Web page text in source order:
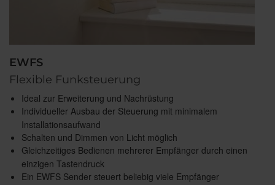
EWFS
Flexible Funksteuerung
Ideal zur Erweiterung und Nachrüstung
Individueller Ausbau der Steuerung mit minimalem
Installationsaufwand
Schalten und Dimmen von Licht möglich
Gleichzeitiges Bedienen mehrerer Empfänger durch einen
einzigen Tastendruck
Ein EWFS Sender steuert beliebig viele Empfänger